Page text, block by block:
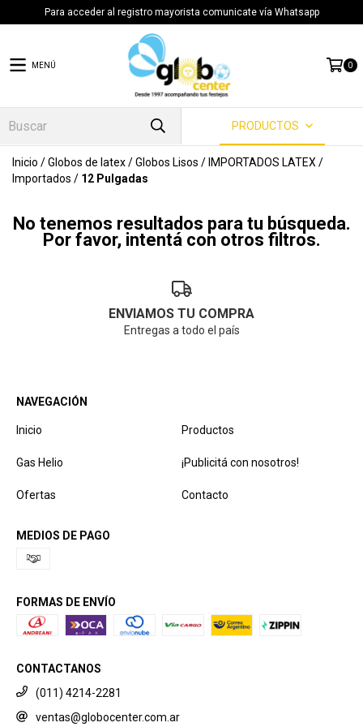
Para acceder al registro mayorista comunicate vía Whatsapp
MENÚ 0
PRODUCTOS
Inicio /Globos de latex/Globos Lisos / IMPORTADOS LATEX /
Importados / 12 Pulgadas
No tenemos resultados para tu búsqueda.
Por favor, intentá con otros filtros.
ENVIAMOS TU COMPRA
Entregas a todo el país
NAVEGACIÓN
Inicio Productos
Gas Helio ¡Publicitá con nosotros!
Ofertas Contacto
MEDIOS DE PAGO
FORMAS DE ENVÍO
CONTACTANOS
(011) 4214-2281
ventas@globocenter.com.ar